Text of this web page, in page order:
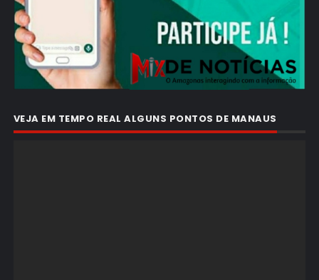
VEJA EM TEMPO REAL ALGUNS PONTOS DE MANAUS